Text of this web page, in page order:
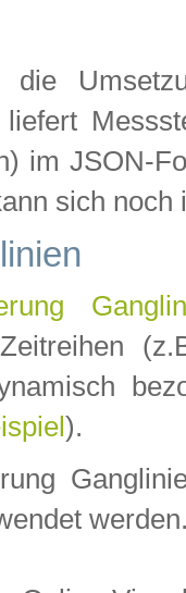
die
im JSON-
sich noch
).